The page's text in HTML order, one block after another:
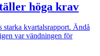
höga krav
starka kvartalsrapport. Ändå
var vändningen för